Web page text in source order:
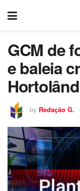
GCM de
e baleia
by Redação G.